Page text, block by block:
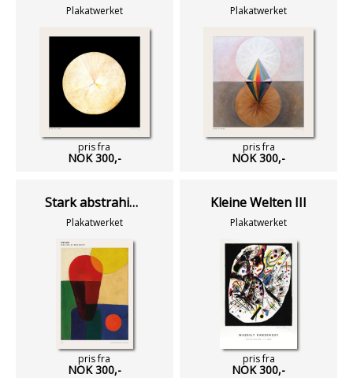
Plakatwerket
pris fra
NOK 300,-
Plakatwerket
pris fra
NOK 300,-
Stark abstrahierte Halbfigur
Plakatwerket
pris fra
NOK 300,-
Kleine Welten III
Plakatwerket
pris fra
NOK 300,-